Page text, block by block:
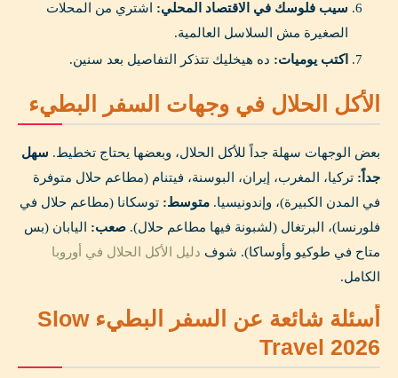
سيب فلوسك في الاقتصاد المحلي: اشتري من المحلات
الصغيرة مش السلاسل العالمية.
اكتب يوميات: ده هيخليك تتذكر التفاصيل بعد سنين.
الأكل الحلال في وجهات السفر البطيء
بعض الوجهات سهلة جداً للأكل الحلال، وبعضها يحتاج تخطيط. سهل
جداً: تركيا، المغرب، إيران، البوسنة، فيتنام (مطاعم حلال متوفرة
في المدن الكبيرة)، وإندونيسيا. متوسط: توسكانا (مطاعم حلال في
فلورنسا)، البرتغال (لشبونة فيها مطاعم حلال). صعب: اليابان (بس
متاح في طوكيو وأوساكا). شوف دليل الأكل الحلال في أوروبا
الكامل.
أسئلة شائعة عن السفر البطيء Slow
Travel 2026